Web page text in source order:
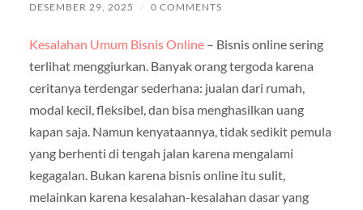
DESEMBER 29, 2025 / 0 COMMENTS
Kesalahan Umum Bisnis Online– Bisnis online sering
terlihat menggiurkan. Banyak orang tergoda karena
ceritanya terdengar sederhana: jualan dari rumah,
modal kecil, fleksibel, dan bisa menghasilkan uang
kapan saja. Namun kenyataannya, tidak sedikit pemula
yang berhenti di tengah jalan karena mengalami
kegagalan. Bukan karena bisnis online itu sulit,
melainkan karena kesalahan-kesalahan dasar yang